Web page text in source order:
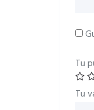
Tu
Tu